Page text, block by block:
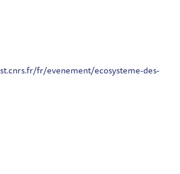
fr/evenement/ecosysteme-des-